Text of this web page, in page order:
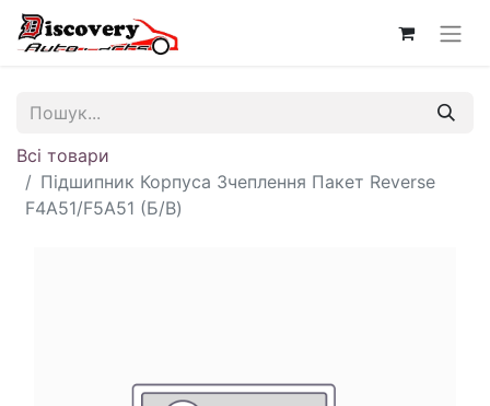
Всі товари
Підшипник Корпуса Зчеплення Пакет Reverse
F4A51/F5A51 (Б/В)